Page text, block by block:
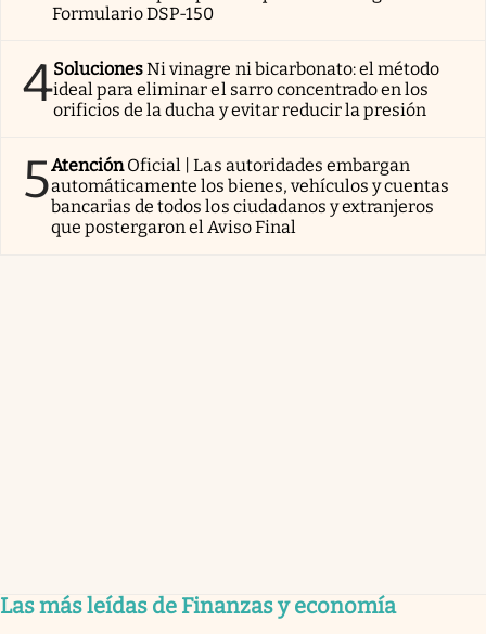
Formulario DSP-150
4SolucionesNi vinagre ni bicarbonato: el método
ideal para eliminar el sarro concentrado en los
orificios de la ducha y evitar reducir la presión
5AtenciónOficial | Las autoridades embargan
automáticamente los bienes, vehículos y cuentas
bancarias de todos los ciudadanos y extranjeros
que postergaron el Aviso Final
Las más leídas de Finanzas y economía